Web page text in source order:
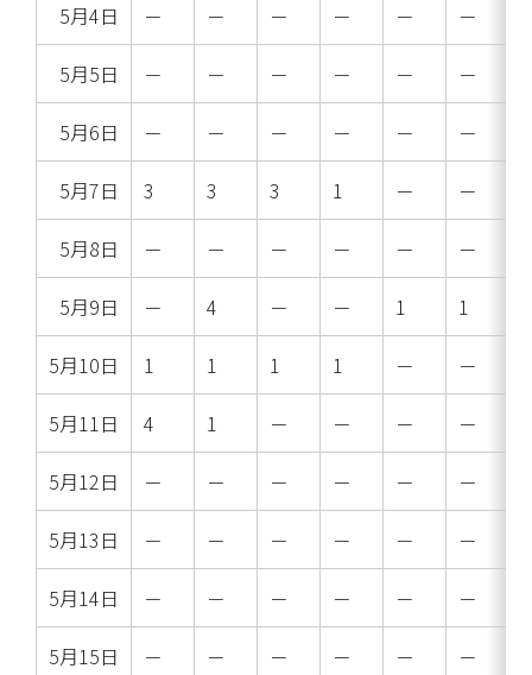
5月4日 － － － － － －
5月5日 － － － － － －
5月6日 － － － － － －
5月7日 3 3 3 1 － －
5月8日 － － － － － －
5月9日 － 4 － － 1 1
5月10日 1 1 1 1 － －
5月11日 4 1 － － － －
5月12日 － － － － － －
5月13日 － － － － － －
5月14日 － － － － － －
5月15日 － － － － － －